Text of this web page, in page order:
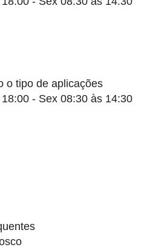
o tipo de aplicações
- Sex 08:30 às 14:30